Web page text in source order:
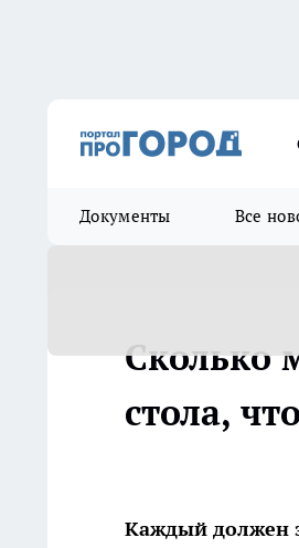
Документы Все
Сколько
стола,
Каждый должен